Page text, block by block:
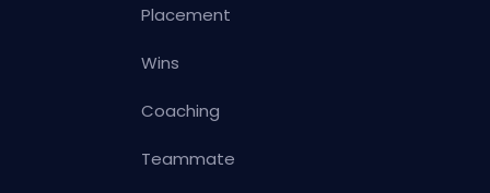
Placement
Wins
Coaching
Teammate